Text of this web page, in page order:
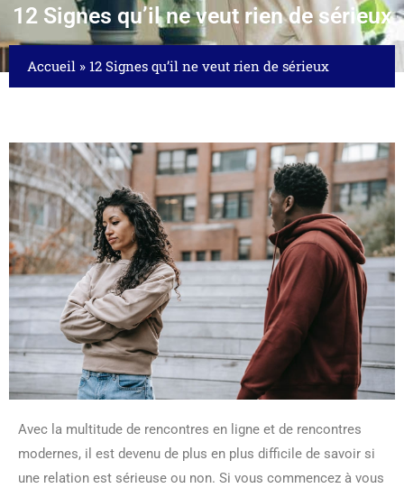
12 Signes qu’il ne veut rien de sérieux
Accueil » 12 Signes qu’il ne veut rien de sérieux
Avec la multitude de rencontres en ligne et de rencontres
modernes, il est devenu de plus en plus difficile de savoir si
une relation est sérieuse ou non. Si vous commencez à vous